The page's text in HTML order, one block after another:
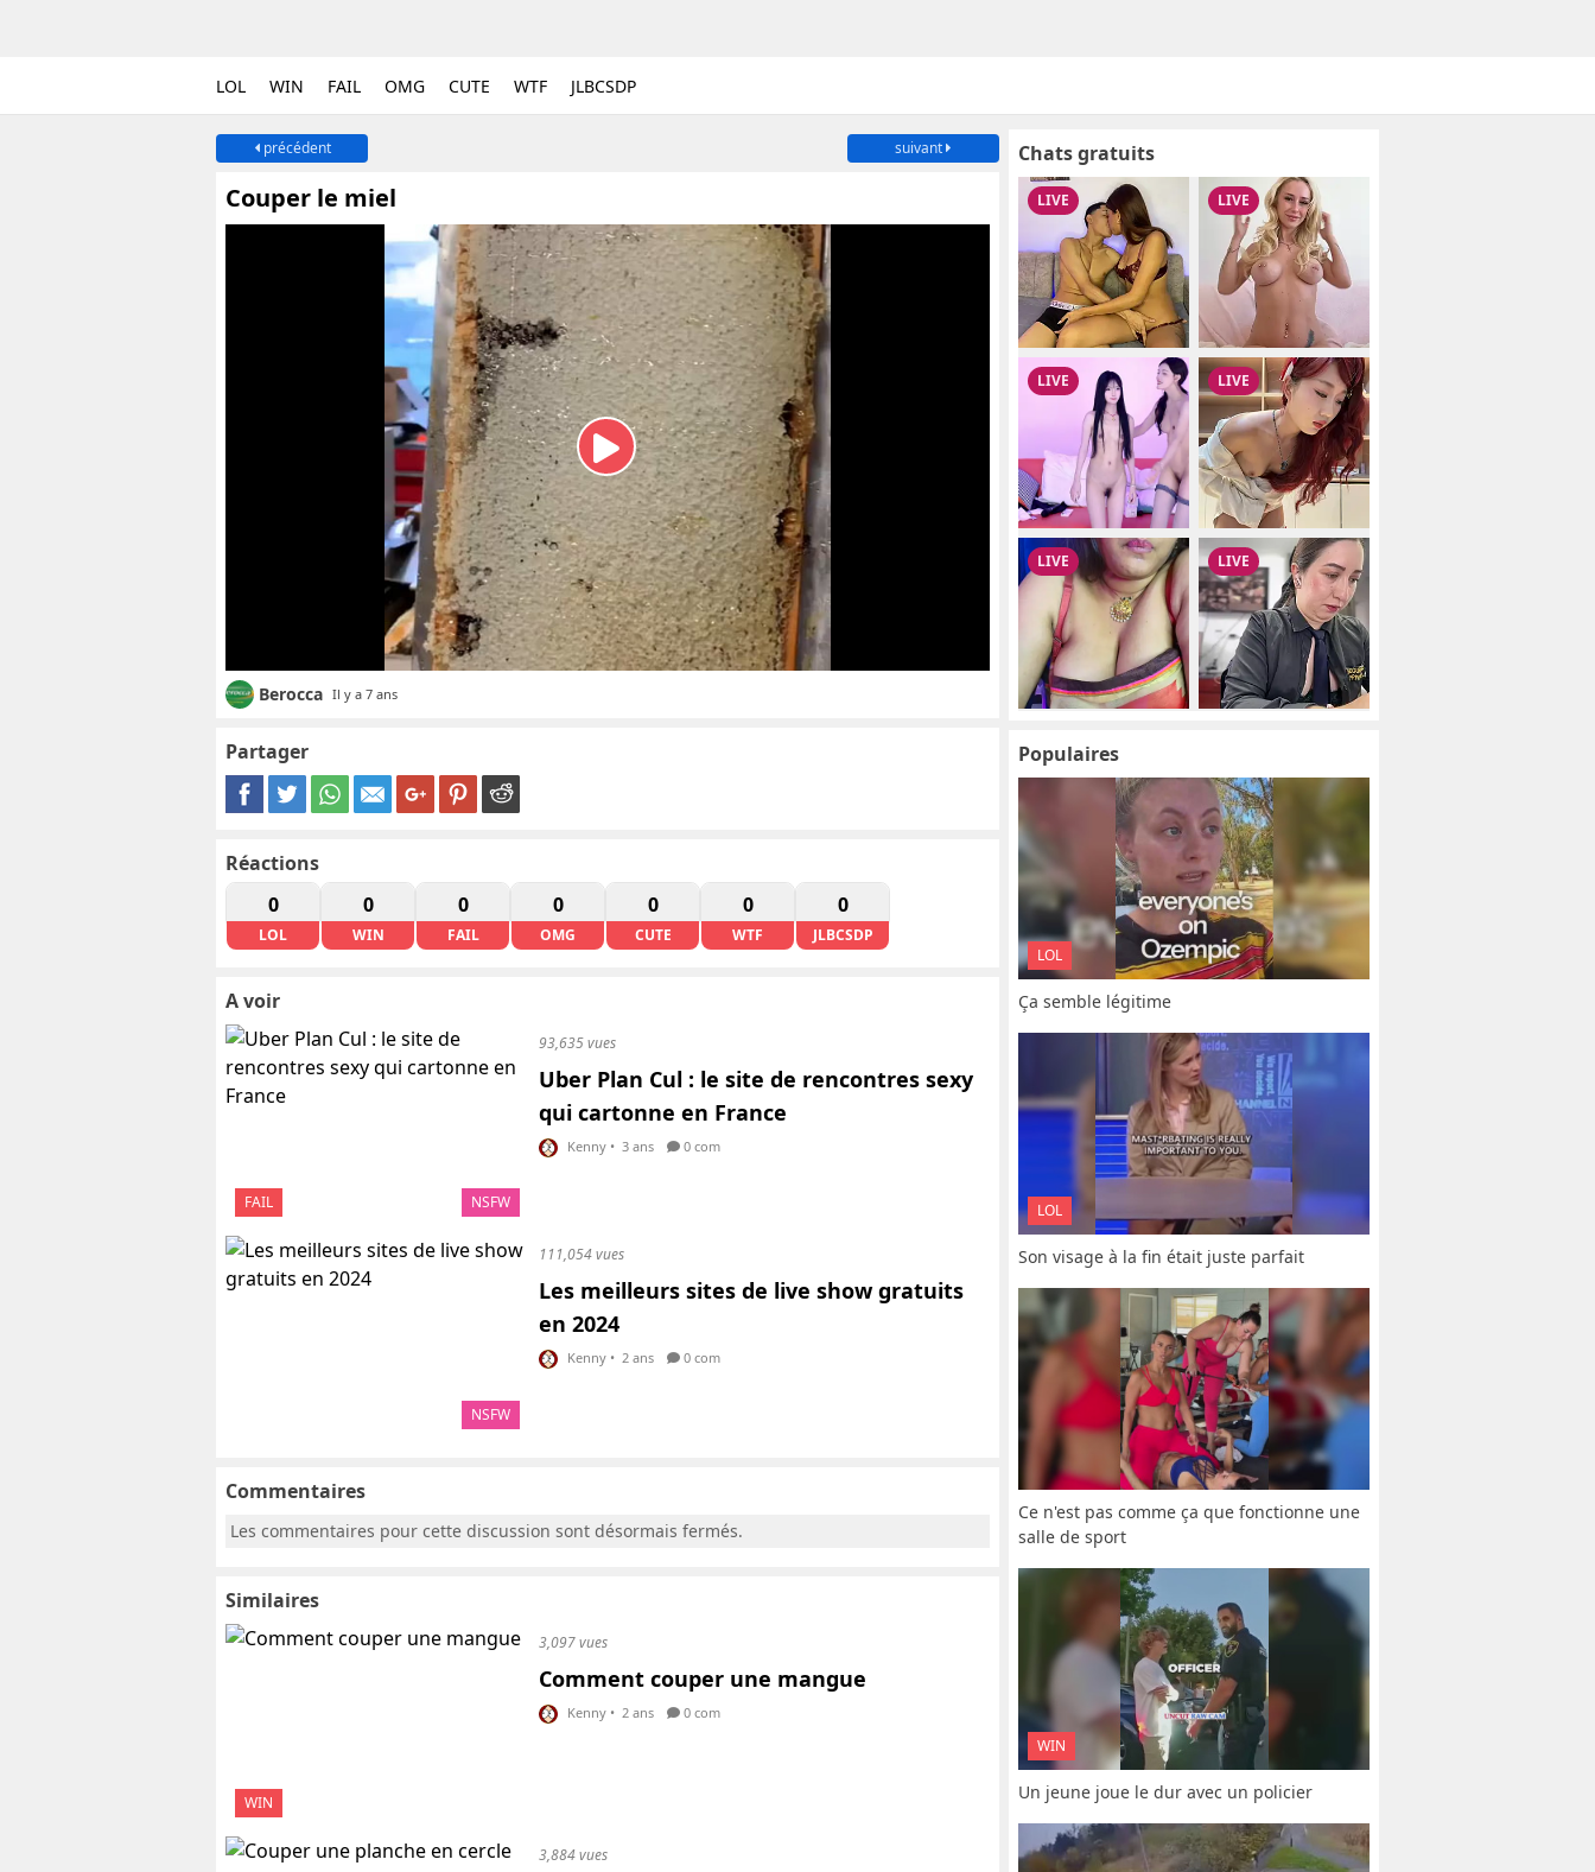
LOL WIN FAIL OMG CUTE WTF JLBCSDP
précédent suivant
Couper le miel
Berocca Il y a 7 ans
Partager
Réactions
0
LOL
0
WIN
0
FAIL
0
OMG
0
CUTE
0
WTF
0
JLBCSDP
A voir
FAIL NSFW
93,635 vues
Uber Plan Cul : le site de rencontres sexy
qui cartonne en France
Kenny • 3 ans 0 com
NSFW
111,054 vues
Les meilleurs sites de live show gratuits
en 2024
Kenny • 2 ans 0 com
Commentaires
Les commentaires pour cette discussion sont désormais fermés.
Similaires
WIN
3,097 vues
Comment couper une mangue
Kenny • 2 ans 0 com
3,884 vues
Chats gratuits
Populaires
LOL
Ça semble légitime
LOL
Son visage à la fin était juste parfait
Ce n'est pas comme ça que fonctionne une
salle de sport
WIN
Un jeune joue le dur avec un policier